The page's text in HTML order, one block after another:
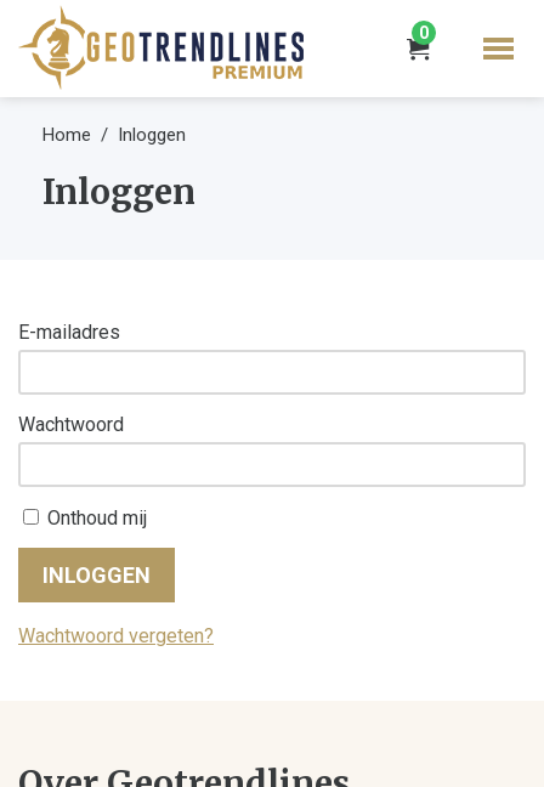
0
Home Inloggen
Inloggen
E-mailadres
Wachtwoord
Onthoud mij
INLOGGEN
Wachtwoord vergeten?